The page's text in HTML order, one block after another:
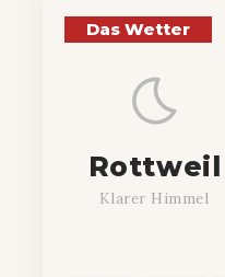
Das Wetter
Rottweil
Klarer Himmel